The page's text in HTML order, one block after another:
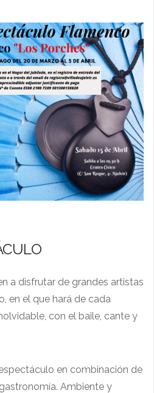
a disfrutar de grandes artistas
en el que hará de cada
con el baile, cante y
en combinación de
Ambiente y